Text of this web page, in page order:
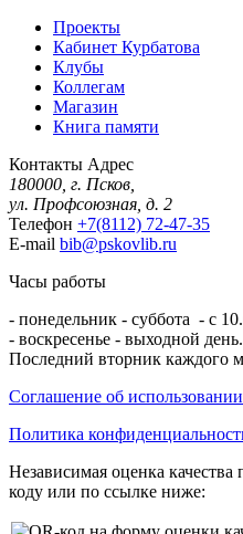
Проекты
Кабинет Курбатова
Клубы
Коллегам
Магазин
Книга памяти
Контакты Адрес
180000, г. Псков,
ул. Профсоюзная, д. 2
Телефон +7(8112) 72-47-35
E-mail bib@pskovlib.ru
Часы работы
- понедельник - суббота - с
- воскресенье - выходной день.
Последний вторник каждого
Соглашение об
Политика
Независимая оценка качества
коду или по ссылке ниже: